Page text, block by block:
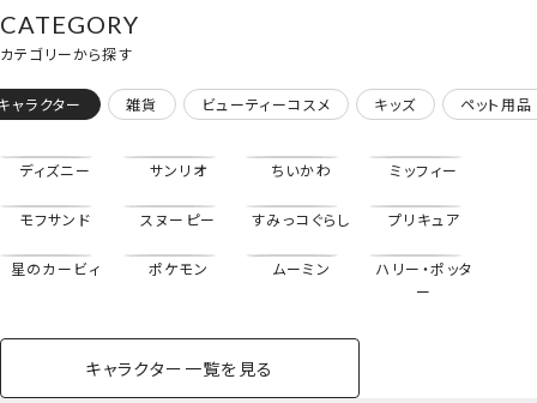
ディズニー 粧美堂
shobido
CATEGORY
カテゴリーから探す
ャラクター 雑貨 ビューティーコスメ キッズ ペット用品
ディズニー サンリオ ちいかわ ミッフィー
モフサンド スヌーピー すみっコぐらし プリキュア
星のカービィ ポケモン ムーミン
ハリー・ポッタ
ー
キャラクター一覧を見る